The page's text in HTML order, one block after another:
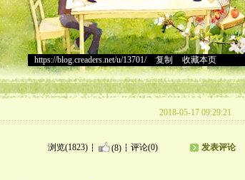
https://blog.creaders.net/u/13701/> 复制 收藏本页
2018-05-17 09:29:21
浏览(1823) (8) 评论(0) 发表评论